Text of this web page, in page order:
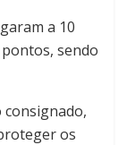
a 10
sendo
consignado,
os